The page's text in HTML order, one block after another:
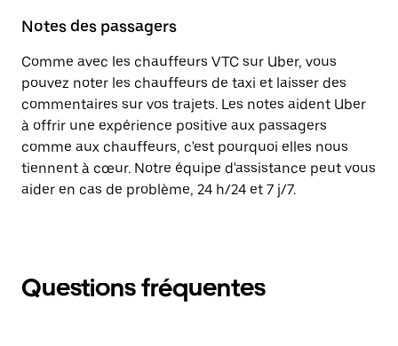
Notes des passagers
Comme avec les chauffeurs VTC sur Uber, vous
pouvez noter les chauffeurs de taxi et laisser des
commentaires sur vos trajets. Les notes aident Uber
à offrir une expérience positive aux passagers
comme aux chauffeurs, c'est pourquoi elles nous
tiennent à cœur. Notre équipe d'assistance peut vous
aider en cas de problème, 24 h/24 et 7 j/7.
Questions fréquentes